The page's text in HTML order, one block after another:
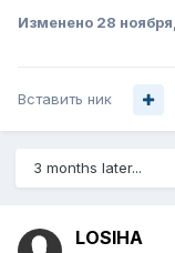
Изменено 28
Вставить ник
3 months later...
LOSIHA